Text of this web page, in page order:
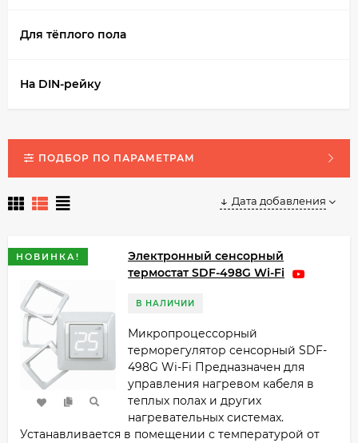
Термостатысерии AST
Для тёплого пола
На DIN-рейку
ПОДБОР ПО ПАРАМЕТРАМ
Дата добавления
НОВИНКА!
Электронный сенсорный
термостат SDF-498G Wi-Fi
В НАЛИЧИИ
Микропроцессорный
терморегулятор сенсорный SDF-
498G Wi-Fi Предназначен для
управления нагревом кабеля в
теплых полах и других
нагревательных системах.
Устанавливается в помещении с температурой от